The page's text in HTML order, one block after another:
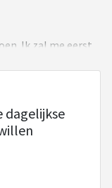
Ik zal me eerst
2 kinderen
Dus geen
meegeeft naar
bij ons thuis vaak
werken komt
er mee naar
dagelijkse